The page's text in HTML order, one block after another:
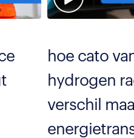
hoe cato
hydrogen
verschil